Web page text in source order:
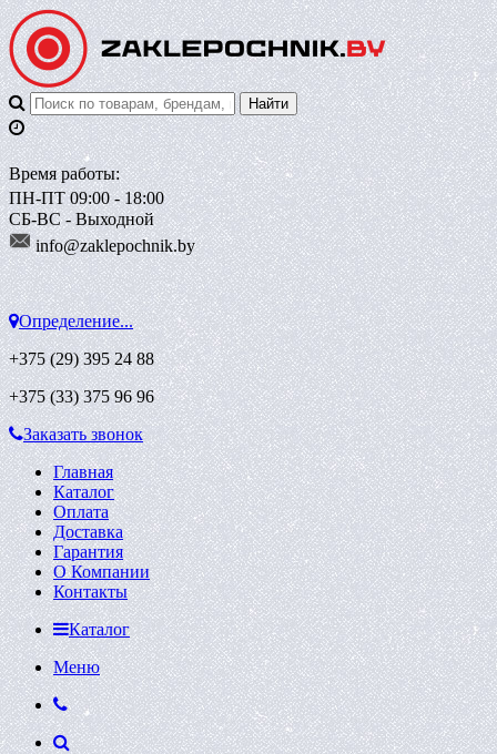
Время работы:
ПН-ПТ 09:00 - 18:00
СБ-ВС - Выходной
info@zaklepochnik.by
Определение...
+375 (29)395 24 88
+375 (33)375 96 96
Заказать звонок
Главная
Каталог
Оплата
Доставка
Гарантия
О Компании
Контакты
Каталог
Меню